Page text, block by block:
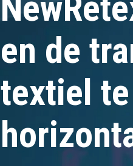
en de
textiel